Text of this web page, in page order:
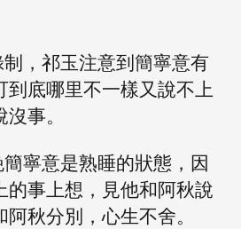
，祁玉注意到簡寧意有
到底哪里不一樣又說不上
事。
寧意是熟睡的狀態，因
的事上想，見他和阿秋說
秋分別，心生不舍。